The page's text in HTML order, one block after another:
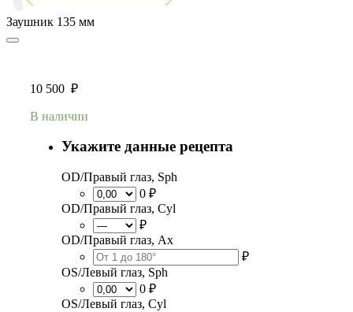
Заушник 135 мм
10 500 ₽
В наличии
Укажите данные рецепта
OD/Правый глаз, Sph
0 ₽
OD/Правый глаз, Cyl
₽
OD/Правый глаз, Ax
₽
OS/Левый глаз, Sph
0 ₽
OS/Левый глаз, Cyl